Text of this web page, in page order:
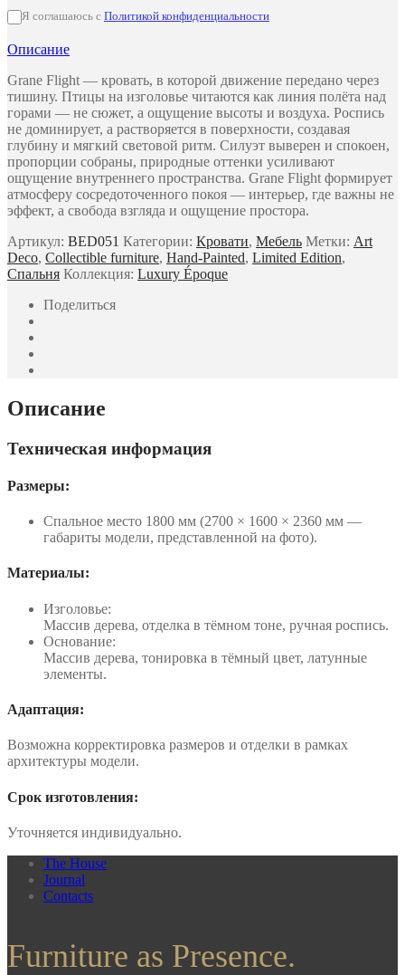
Я соглашаюсь с Политикой конфиденциальности
Описание
Grane Flight — кровать, в которой движение передано через
тишину. Птицы на изголовье читаются как линия полёта над
горами — не сюжет, а ощущение высоты и воздуха. Роспись
не доминирует, а растворяется в поверхности, создавая
глубину и мягкий световой ритм. Силуэт выверен и спокоен,
пропорции собраны, природные оттенки усиливают
ощущение внутреннего пространства. Grane Flight формирует
атмосферу сосредоточенного покоя — интерьер, где важны не
эффект, а свобода взгляда и ощущение простора.
Артикул: BED051 Категории: Кровати, Мебель Метки: Art
Deco, Collectible furniture, Hand-Painted, Limited Edition,
Спальня Коллекция: Luxury Époque
Поделиться
Описание
Техническая информация
Размеры:
Спальное место 1800 мм (2700 × 1600 × 2360 мм —
габариты модели, представленной на фото).
Материалы:
Изголовье:
Массив дерева, отделка в тёмном тоне, ручная роспись.
Основание:
Массив дерева, тонировка в тёмный цвет, латунные
элементы.
Адаптация:
Возможна корректировка размеров и отделки в рамках
архитектуры модели.
Срок изготовления:
Уточняется индивидуально.
The House
Journal
Contacts
Furniture as Presence.